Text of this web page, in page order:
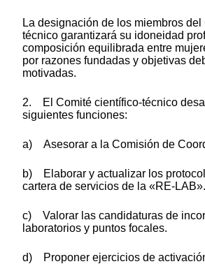
La designación de los miembros
técnico garantizará su idoneidad
composición equilibrada entre
por razones fundadas y objetivas
motivadas.
2. El Comité científico-técnico
siguientes funciones:
a) Asesorar a la Comisión de
b) Elaborar y actualizar los
cartera de servicios de la «RE-LAB».
c) Valorar las candidaturas de
laboratorios y puntos focales.
d) Proponer ejercicios de